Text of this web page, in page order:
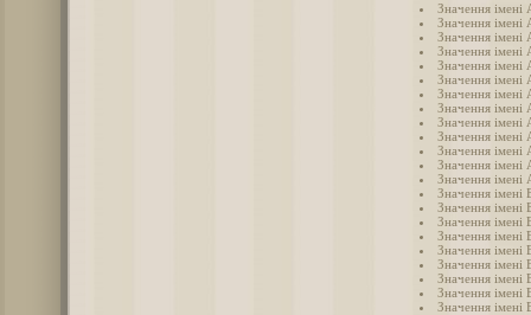
Значення імені
Значення імені
Значення імені
Значення імені
Значення імені
Значення імені
Значення імені
Значення імені
Значення імені
Значення імені
Значення імені
Значення імені
Значення імені
Значення імені
Значення імені
Значення імені
Значення імені
Значення імені
Значення імені
Значення імені
Значення імені
Значення імені